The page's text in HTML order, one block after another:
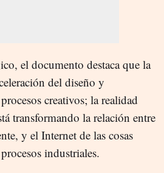
el documento destaca que la
del diseño y
creativos; la realidad
transformando la relación entre
y el Internet de las cosas
industriales.